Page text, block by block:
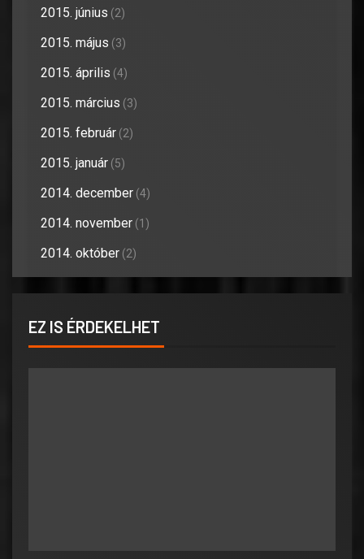
2015. június (2)
2015. május (3)
2015. április (4)
2015. március (3)
2015. február (2)
2015. január (5)
2014. december (4)
2014. november (1)
2014. október (2)
EZ IS ÉRDEKELHET